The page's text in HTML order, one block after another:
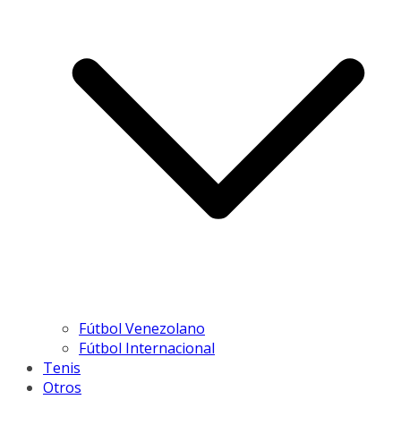
Fútbol Venezolano
Fútbol Internacional
Tenis
Otros